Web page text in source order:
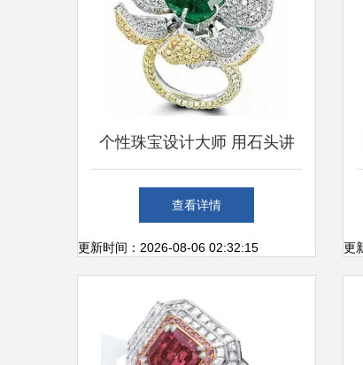
个性珠宝设计大师 用石头讲
述只属于自己的故事
查看详情
更新时间：2026-08-06 02:32:15 更